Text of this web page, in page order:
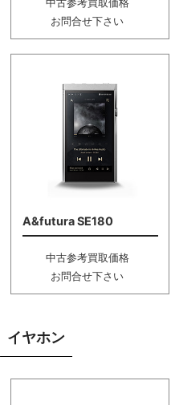
中古参考買取価格
お問合せ下さい
A&futura SE180
中古参考買取価格
お問合せ下さい
イヤホン